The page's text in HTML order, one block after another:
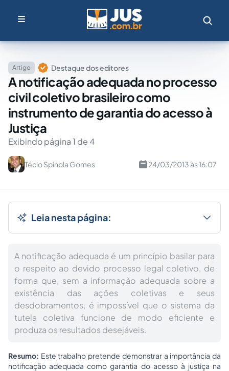
Artigo Destaque dos editores
A notificação adequada no processo
civil coletivo brasileiro como
instrumento de garantia do acesso à
Justiça
Exibindo página 1 de 4
Técio Spínola Gomes 24/03/2013 às 16:07
Leia nesta página:
A notificação adequada é um princípio basilar para
o respeito ao devido processo legal coletivo, de
forma que, sem a informação adequada sobre a
existência das ações coletivas e seus
desdobramentos, é impossível que o sistema da
tutela coletiva funcione de modo eficiente e
produza os resultados desejáveis.
Resumo: Este trabalho pretende demonstrar a importância da
notificação adequada como garantia do acesso à justiça na